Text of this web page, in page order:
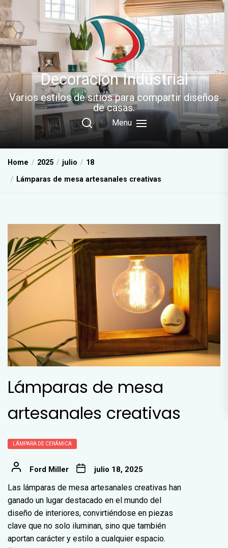
Skip
to
the
content
Decoracion Industrial
Varios estilos de sitios para compartir diseños
de casas.
Menu
Home 2025 julio
18
Lámparas de mesa artesanales creativas
Lámparas de mesa
artesanales creativas
LÁMPARA DE CERÁMICA
Ford Miller julio 18, 2025
Las lámparas de mesa artesanales creativas han
ganado un lugar destacado en el mundo del
diseño de interiores, convirtiéndose en piezas
clave que no solo iluminan, sino que también
aportan carácter y estilo a cualquier espacio.